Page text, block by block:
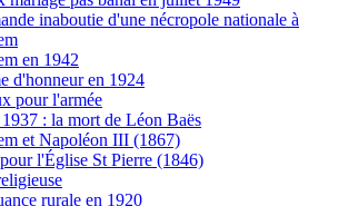
inaboutie d'une nécropole nationale à
en 1942
d'honneur en 1924
pour l'armée
: la mort de Léon Baës
et Napoléon III (1867)
l'Église St Pierre (1846)
rurale en 1920